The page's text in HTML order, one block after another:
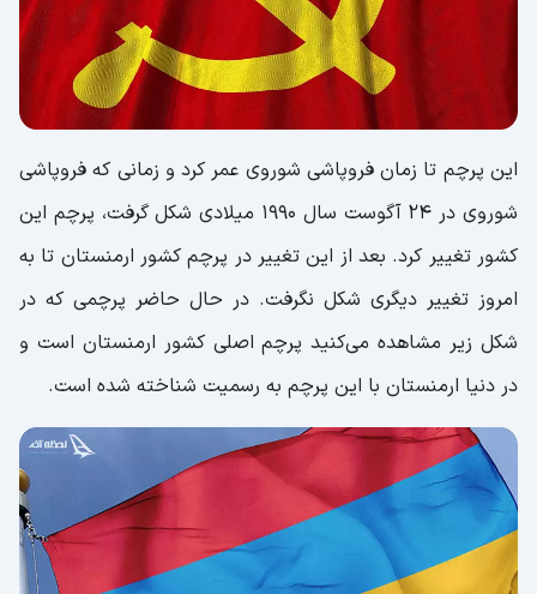
این پرچم تا زمان فروپاشی شوروی عمر کرد و زمانی که فروپاشی
شوروی در ۲۴ آگوست سال ۱۹۹۰ میلادی شکل گرفت، پرچم این
کشور تغییر کرد. بعد از این تغییر در پرچم کشور ارمنستان تا به
امروز تغییر دیگری شکل نگرفت. در حال حاضر پرچمی که در
شکل زیر مشاهده می‌کنید پرچم اصلی کشور ارمنستان است و
در دنیا ارمنستان با این پرچم به رسمیت شناخته شده است.